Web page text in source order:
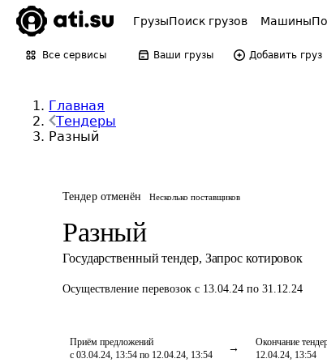
ГрузыПоиск грузов Машины
Все сервисы Ваши грузы Добавить груз
Главная
Тендеры
Разный
Тендер отменён Несколько поставщиков
Разный
Государственный тендер, Запрос котировок
Осуществление перевозок с 13.04.24 по 31.12.24
Приём предложений
с 03.04.24, 13:54 по 12.04.24, 13:54
Окончание
12.04.24, 13:54